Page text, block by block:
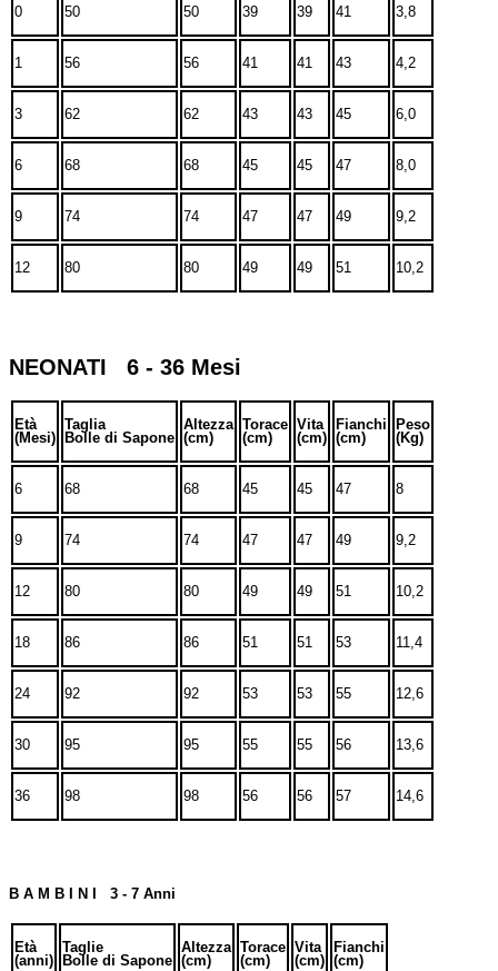
0 50 50 39 39 41 3,8
1 56 56 41 41 43 4,2
3 62 62 43 43 45 6,0
6 68 68 45 45 47 8,0
9 74 74 47 47 49 9,2
12 80 80 49 49 51 10,2
NEONATI 6 - 36 Mesi
Età
(Mesi)
Taglia
Bolle di Sapone
Altezza
(cm)
Torace
(cm)
Vita
(cm)
Fianchi
(cm)
Peso
(Kg)
6 68 68 45 45 47 8
9 74 74 47 47 49 9,2
12 80 80 49 49 51 10,2
18 86 86 51 51 53 11,4
24 92 92 53 53 55 12,6
30 95 95 55 55 56 13,6
36 98 98 56 56 57 14,6
B A M B I N I 3 - 7 Anni
Età
(anni)
Taglie
Bolle di Sapone
Altezza
(cm)
Torace
(cm)
Vita
(cm)
Fianchi
(cm)